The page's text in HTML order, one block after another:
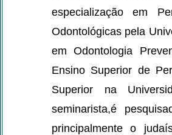
especialização em
Odontológicas pela
em Odontologia
Ensino Superior de
Superior na
seminarista,é
principalmente o